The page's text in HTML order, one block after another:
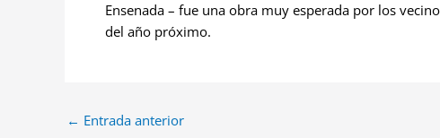
Ensenada – fue una obra muy esperada por los
del año próximo.
← Entrada anterior